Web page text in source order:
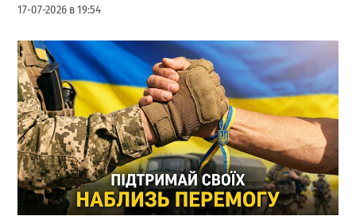
17-07-2026 в 19:54